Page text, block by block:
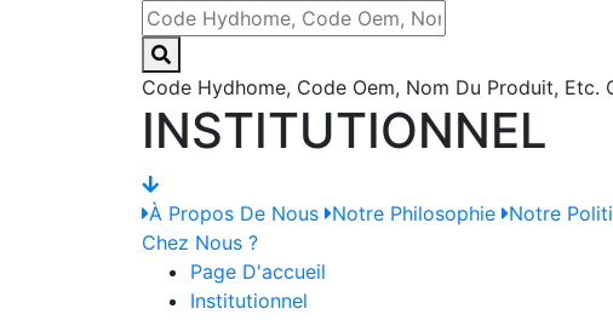
Code Hydhome, Code Oem, Nom Du Produit, Etc.
INSTITUTIONNEL
À Propos De Nous Notre Philosophie Notre
Chez Nous ?
Page D'accueil
Institutionnel